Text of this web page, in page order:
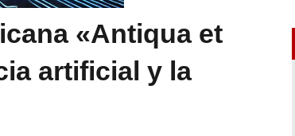
«Antiqua et
artificial y la